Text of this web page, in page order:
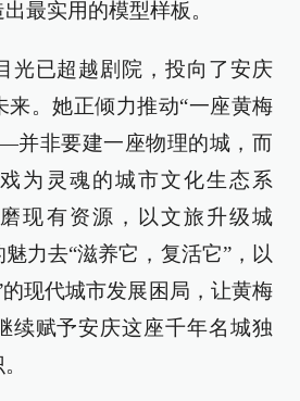
最实用的模型样板。
光已超越剧院，投向了安庆
来。她正倾力推动“一座黄梅
并非要建一座物理的城，而
为灵魂的城市文化生态系
现有资源，以文旅升级城
力去“滋养它，复活它”，以
现代城市发展困局，让黄梅
续赋予安庆这座千年名城独